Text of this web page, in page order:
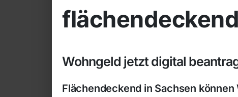
Wohngeld jetzt digital
Flächendeckend in Sachsen